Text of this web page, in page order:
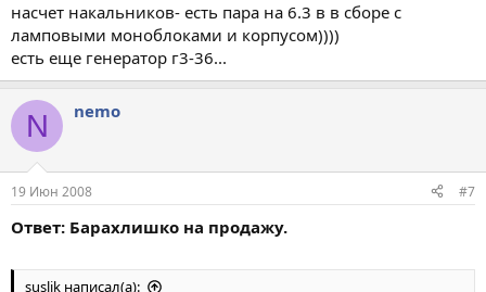
насчет накальников- есть пара на 6.3 в в сборе с
ламповыми моноблоками и корпусом))))
есть еще генератор г3-36...
N nemo
19 Июн 2008 #7
Ответ: Барахлишко на продажу.
suslik написал(а):